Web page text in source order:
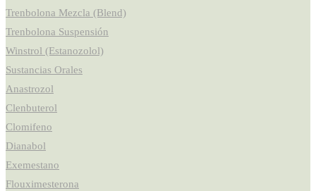
Trenbolona Mezcla (Blend)
Trenbolona Suspensión
Winstrol (Estanozolol)
Sustancias Orales
Anastrozol
Clenbuterol
Clomifeno
Dianabol
Exemestano
Flouximesterona